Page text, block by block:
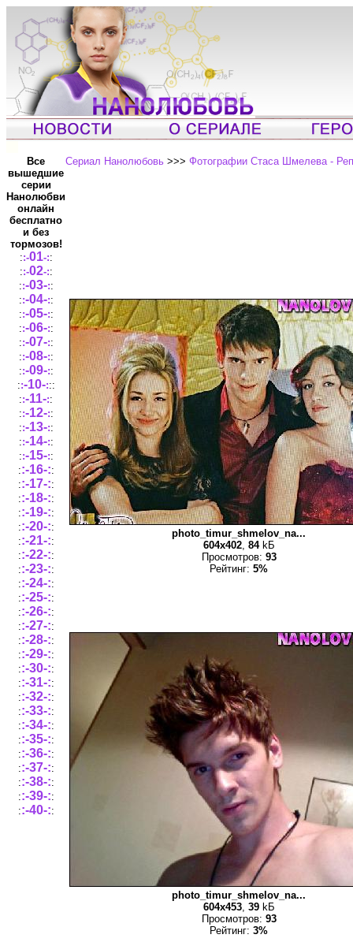
Все
вышедшие
серии
Нанолюбви
онлайн
бесплатно
и без
тормозов!
::-01-::
::-02-::
::-03-::
::-04-::
::-05-::
::-06-::
::-07-::
::-08-::
::-09-::
::-10-:::
::-11-::
::-12-::
::-13-::
::-14-::
::-15-::
::-16-::
::-17-::
::-18-::
::-19-::
::-20-::
::-21-::
::-22-::
::-23-::
::-24-::
::-25-::
::-26-::
::-27-::
::-28-::
::-29-::
::-30-::
::-31-::
::-32-::
::-33-::
::-34-::
::-35-::
::-36-::
::-37-::
::-38-::
::-39-::
::-40-::
Сериал Нанолюбовь >>> Фотографии Стаса Шмелева -
photo_timur_shmelov_na...
604x402, 84kБ
Просмотров: 93
Рейтинг: 5%
photo_timur_shmelov_na...
604x453, 39kБ
Просмотров: 93
Рейтинг: 3%